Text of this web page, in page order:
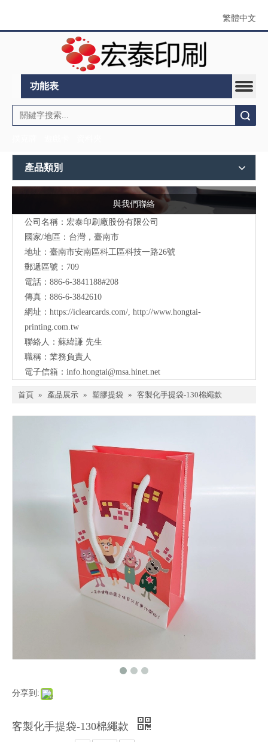
繁體中文
功能表
產品類別
與我們聯絡
公司名稱：宏泰印刷廠股份有限公司
國家/地區：台灣，臺南市
地址： 臺南市安南區科工區科技一路26號
郵遞區號：709
電話：886-6-3841188#208
傳真：886-6-3842610
網址： https://iclearcards.com/ http://www.hongtai-
printing.com.tw
聯絡人：蘇緯謙 先生
職稱：業務負責人
電子信箱： info.hongtai@msa.hinet.net
首頁 » 產品展示 » 塑膠提袋 » 客製化手提袋-130棉繩款
分享到:
客製化手提袋-130棉繩款